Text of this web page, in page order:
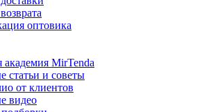
оптовика
MirTenda
статьи и советы
от клиентов
видео